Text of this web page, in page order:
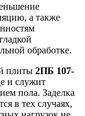
а также
обработке.
плиты 2ПБ 107-
и служит
пола. Заделка
в тех случаях,